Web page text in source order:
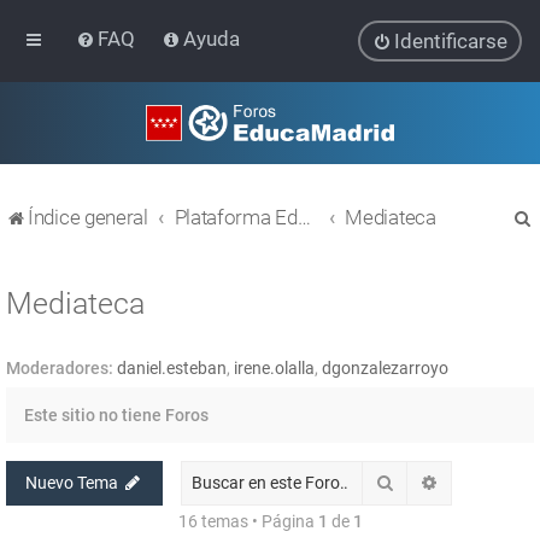
FAQ Ayuda Identificarse
Índice general Plataforma Educativa EducaMadrid Mediateca
Mediateca
Moderadores: daniel.esteban, irene.olalla, dgonzalezarroyo
Este sitio no tiene Foros
Nuevo Tema Buscar
16 temas • Página 1 de 1